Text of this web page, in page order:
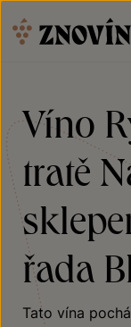
Víno
tratě
řada
Tato vína